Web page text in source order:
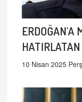
ERDOĞAN'A
10 Nisan 2025